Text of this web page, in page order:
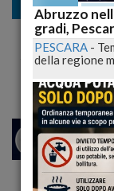
Cronaca
Lavoro,
sindacale
Abruzzo
gradi,
PESCARA -
della regione